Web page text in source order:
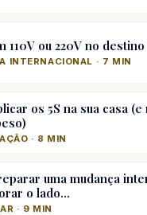
110V ou 220V no destino
INTERNACIONAL · 7 MIN
os 5S na sua casa
· 8 MIN
uma mudança
o lado…
· 9 MIN